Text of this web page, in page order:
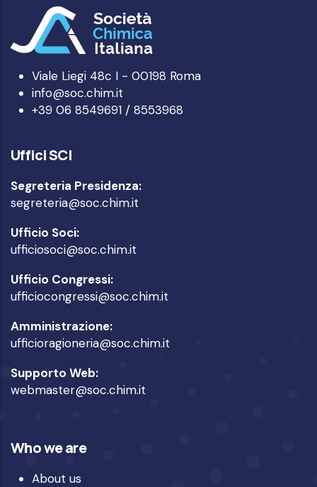
Viale Liegi 48c I - 00198 Roma
info@soc.chim.it
+39 06 8549691 / 8553968
Uffici SCI
Segreteria Presidenza:
segreteria@soc.chim.it
Ufficio Soci:
ufficiosoci@soc.chim.it
Ufficio Congressi:
ufficiocongressi@soc.chim.it
Amministrazione:
ufficioragioneria@soc.chim.it
Supporto Web:
webmaster@soc.chim.it
Who we are
About us